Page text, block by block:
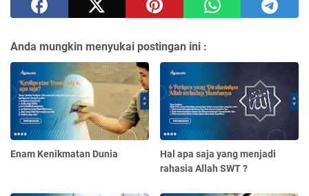
Anda mungkin menyukai postingan ini :
Enam Kenikmatan Dunia
Hal apa saja yang menjadi
rahasia Allah SWT ?